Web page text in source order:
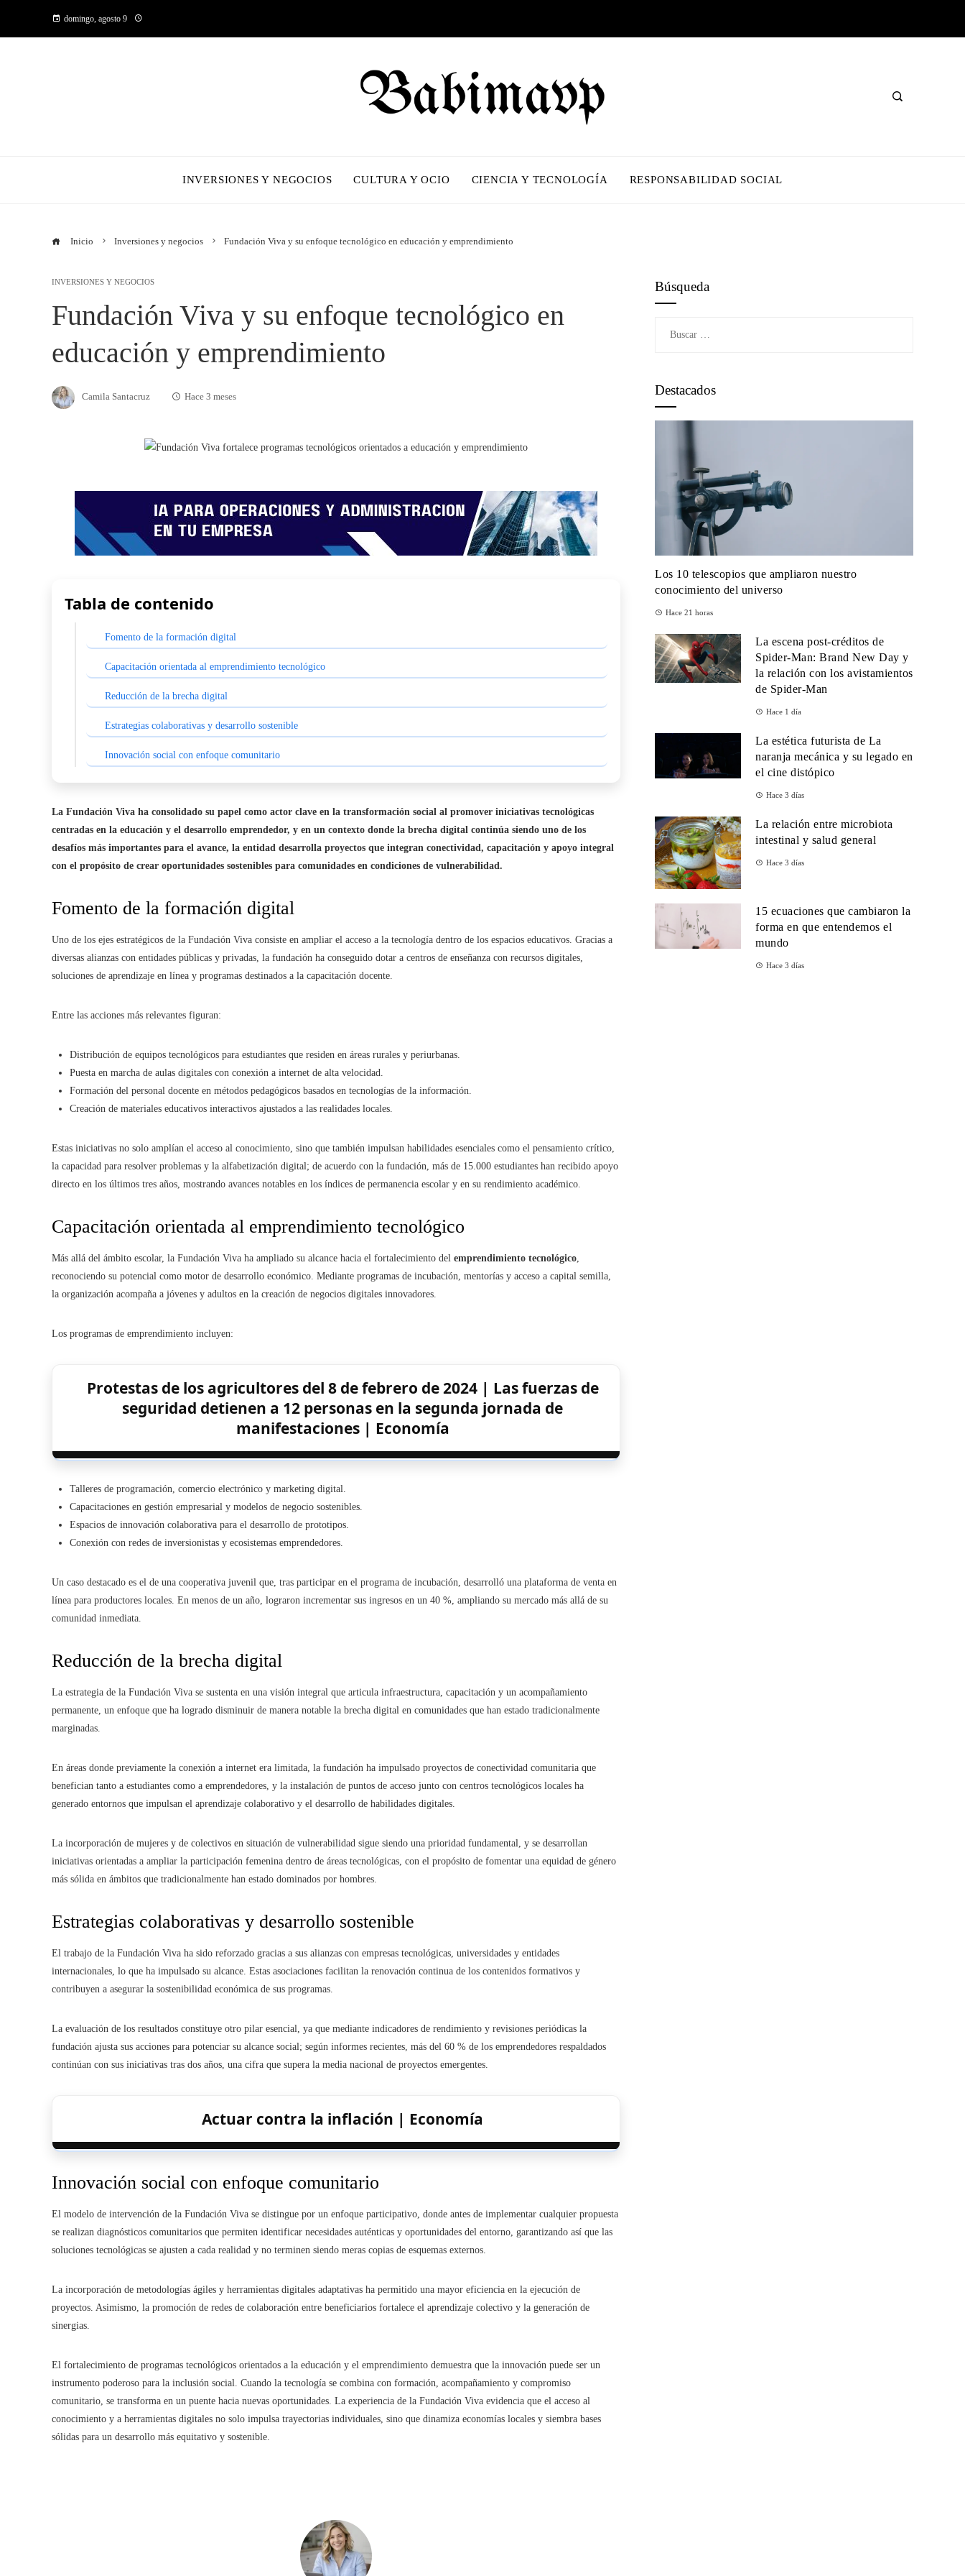
domingo, agosto 9
INVERSIONES Y NEGOCIOS CULTURA Y OCIO CIENCIA Y TECNOLOGÍA RESPONSABILIDAD SOCIAL
Inicio Inversiones y negocios Fundación Viva y su enfoque tecnológico en educación y emprendimiento
INVERSIONES Y NEGOCIOS
Fundación Viva y su enfoque tecnológico en
educación y emprendimiento
Camila Santacruz Hace 3 meses
Tabla de contenido
Fomento de la formación digital
Capacitación orientada al emprendimiento tecnológico
Reducción de la brecha digital
Estrategias colaborativas y desarrollo sostenible
Innovación social con enfoque comunitario
La Fundación Viva ha consolidado su papel como actor clave en la transformación social al promover iniciativas tecnológicas
centradas en la educación y el desarrollo emprendedor, y en un contexto donde la brecha digital continúa siendo uno de los
desafíos más importantes para el avance, la entidad desarrolla proyectos que integran conectividad, capacitación y apoyo integral
con el propósito de crear oportunidades sostenibles para comunidades en condiciones de vulnerabilidad.
Fomento de la formación digital
Uno de los ejes estratégicos de la Fundación Viva consiste en ampliar el acceso a la tecnología dentro de los espacios educativos. Gracias a
diversas alianzas con entidades públicas y privadas, la fundación ha conseguido dotar a centros de enseñanza con recursos digitales,
soluciones de aprendizaje en línea y programas destinados a la capacitación docente.
Entre las acciones más relevantes figuran:
Distribución de equipos tecnológicos para estudiantes que residen en áreas rurales y periurbanas.
Puesta en marcha de aulas digitales con conexión a internet de alta velocidad.
Formación del personal docente en métodos pedagógicos basados en tecnologías de la información.
Creación de materiales educativos interactivos ajustados a las realidades locales.
Estas iniciativas no solo amplían el acceso al conocimiento, sino que también impulsan habilidades esenciales como el pensamiento crítico,
la capacidad para resolver problemas y la alfabetización digital; de acuerdo con la fundación, más de 15.000 estudiantes han recibido apoyo
directo en los últimos tres años, mostrando avances notables en los índices de permanencia escolar y en su rendimiento académico.
Capacitación orientada al emprendimiento tecnológico
Más allá del ámbito escolar, la Fundación Viva ha ampliado su alcance hacia el fortalecimiento del emprendimiento tecnológico,
reconociendo su potencial como motor de desarrollo económico. Mediante programas de incubación, mentorías y acceso a capital semilla,
la organización acompaña a jóvenes y adultos en la creación de negocios digitales innovadores.
Los programas de emprendimiento incluyen:
Protestas de los agricultores del 8 de febrero de 2024 | Las fuerzas de
seguridad detienen a 12 personas en la segunda jornada de
manifestaciones | Economía
Talleres de programación, comercio electrónico y marketing digital.
Capacitaciones en gestión empresarial y modelos de negocio sostenibles.
Espacios de innovación colaborativa para el desarrollo de prototipos.
Conexión con redes de inversionistas y ecosistemas emprendedores.
Un caso destacado es el de una cooperativa juvenil que, tras participar en el programa de incubación, desarrolló una plataforma de venta en
línea para productores locales. En menos de un año, lograron incrementar sus ingresos en un 40 %, ampliando su mercado más allá de su
comunidad inmediata.
Reducción de la brecha digital
La estrategia de la Fundación Viva se sustenta en una visión integral que articula infraestructura, capacitación y un acompañamiento
permanente, un enfoque que ha logrado disminuir de manera notable la brecha digital en comunidades que han estado tradicionalmente
marginadas.
En áreas donde previamente la conexión a internet era limitada, la fundación ha impulsado proyectos de conectividad comunitaria que
benefician tanto a estudiantes como a emprendedores, y la instalación de puntos de acceso junto con centros tecnológicos locales ha
generado entornos que impulsan el aprendizaje colaborativo y el desarrollo de habilidades digitales.
La incorporación de mujeres y de colectivos en situación de vulnerabilidad sigue siendo una prioridad fundamental, y se desarrollan
iniciativas orientadas a ampliar la participación femenina dentro de áreas tecnológicas, con el propósito de fomentar una equidad de género
más sólida en ámbitos que tradicionalmente han estado dominados por hombres.
Estrategias colaborativas y desarrollo sostenible
El trabajo de la Fundación Viva ha sido reforzado gracias a sus alianzas con empresas tecnológicas, universidades y entidades
internacionales, lo que ha impulsado su alcance. Estas asociaciones facilitan la renovación continua de los contenidos formativos y
contribuyen a asegurar la sostenibilidad económica de sus programas.
La evaluación de los resultados constituye otro pilar esencial, ya que mediante indicadores de rendimiento y revisiones periódicas la
fundación ajusta sus acciones para potenciar su alcance social; según informes recientes, más del 60 % de los emprendedores respaldados
continúan con sus iniciativas tras dos años, una cifra que supera la media nacional de proyectos emergentes.
Actuar contra la inflación | Economía
Innovación social con enfoque comunitario
El modelo de intervención de la Fundación Viva se distingue por un enfoque participativo, donde antes de implementar cualquier propuesta
se realizan diagnósticos comunitarios que permiten identificar necesidades auténticas y oportunidades del entorno, garantizando así que las
soluciones tecnológicas se ajusten a cada realidad y no terminen siendo meras copias de esquemas externos.
La incorporación de metodologías ágiles y herramientas digitales adaptativas ha permitido una mayor eficiencia en la ejecución de
proyectos. Asimismo, la promoción de redes de colaboración entre beneficiarios fortalece el aprendizaje colectivo y la generación de
sinergias.
El fortalecimiento de programas tecnológicos orientados a la educación y el emprendimiento demuestra que la innovación puede ser un
instrumento poderoso para la inclusión social. Cuando la tecnología se combina con formación, acompañamiento y compromiso
comunitario, se transforma en un puente hacia nuevas oportunidades. La experiencia de la Fundación Viva evidencia que el acceso al
conocimiento y a herramientas digitales no solo impulsa trayectorias individuales, sino que dinamiza economías locales y siembra bases
sólidas para un desarrollo más equitativo y sostenible.
Búsqueda
Destacados
Los 10 telescopios que ampliaron nuestro
conocimiento del universo
Hace 21 horas
La escena post-créditos de
Spider-Man: Brand New Day y
la relación con los avistamientos
de Spider-Man
Hace 1 día
La estética futurista de La
naranja mecánica y su legado en
el cine distópico
Hace 3 días
La relación entre microbiota
intestinal y salud general
Hace 3 días
15 ecuaciones que cambiaron la
forma en que entendemos el
mundo
Hace 3 días